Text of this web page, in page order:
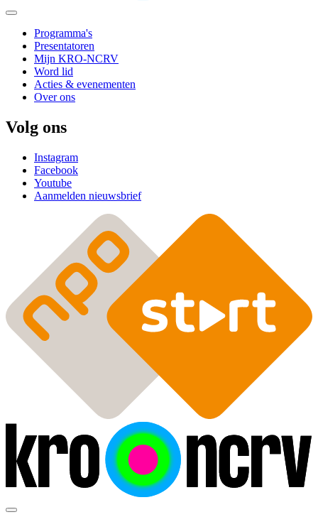
Programma's
Presentatoren
Mijn KRO-NCRV
Word lid
Acties & evenementen
Over ons
Volg ons
Instagram
Facebook
Youtube
Aanmelden nieuwsbrief